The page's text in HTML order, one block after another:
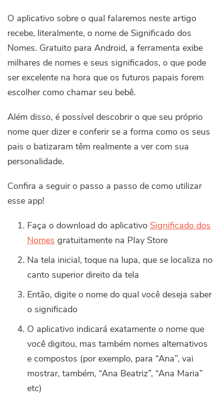
O aplicativo sobre o qual falaremos neste artigo
recebe, literalmente, o nome de Significado dos
Nomes. Gratuito para Android, a ferramenta exibe
milhares de nomes e seus significados, o que pode
ser excelente na hora que os futuros papais forem
escolher como chamar seu bebê.
Além disso, é possível descobrir o que seu próprio
nome quer dizer e conferir se a forma como os seus
pais o batizaram têm realmente a ver com sua
personalidade.
Confira a seguir o passo a passo de como utilizar
esse app!
Faça o download do aplicativo Significado dos
Nomes gratuitamente na Play Store
Na tela inicial, toque na lupa, que se localiza no
canto superior direito da tela
Então, digite o nome do qual você deseja saber
o significado
O aplicativo indicará exatamente o nome que
você digitou, mas também nomes alternativos
e compostos (por exemplo, para “Ana”, vai
mostrar, também, “Ana Beatriz”, “Ana Maria”
etc)